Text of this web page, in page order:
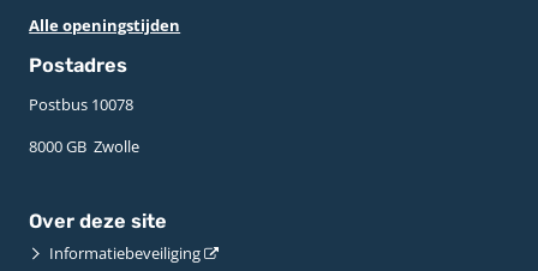
Alle openingstijden
Postadres
Postbus 10078 ­
8000 GB ­ Zwolle
Over deze site
Informatiebeveiliging